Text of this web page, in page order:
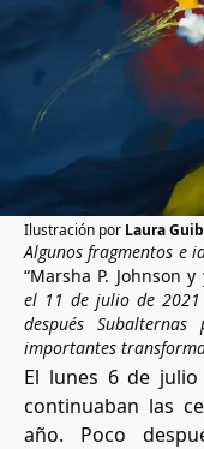
NOSOTRAS
PUBLICA CON
APÓYANOS
Ilustración por Laura
Algunos fragmentos e
“Marsha P. Johnson
el 11 de julio de 2021
después
importantes
El lunes 6 de julio
continuaban las
año. Poco